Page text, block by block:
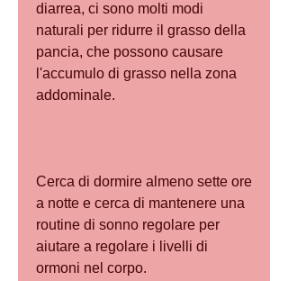
diarrea, ci sono molti modi
naturali per ridurre il grasso della
pancia, che possono causare
l'accumulo di grasso nella zona
addominale.
Cerca di dormire almeno sette ore
a notte e cerca di mantenere una
routine di sonno regolare per
aiutare a regolare i livelli di
ormoni nel corpo.